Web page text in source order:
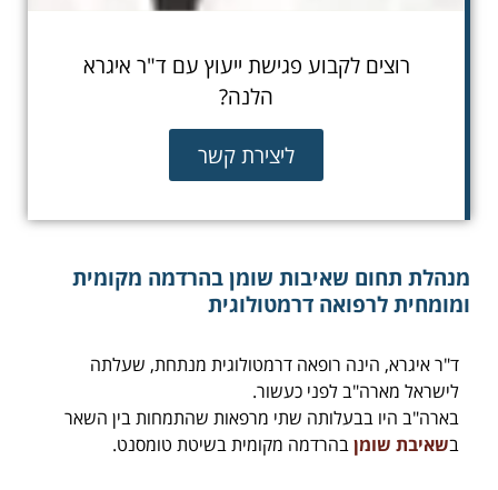
רוצים לקבוע פגישת ייעוץ עם ד"ר איגרא
הלנה?
ליצירת קשר
מנהלת תחום שאיבות שומן בהרדמה מקומית
ומומחית לרפואה דרמטולוגית
ד"ר איגרא, הינה רופאה דרמטולוגית מנתחת, שעלתה
לישראל מארה"ב לפני כעשור.
בארה"ב היו בבעלותה שתי מרפאות שהתמחות בין השאר
בשאיבת שומןבהרדמה מקומית בשיטת טומסנט.